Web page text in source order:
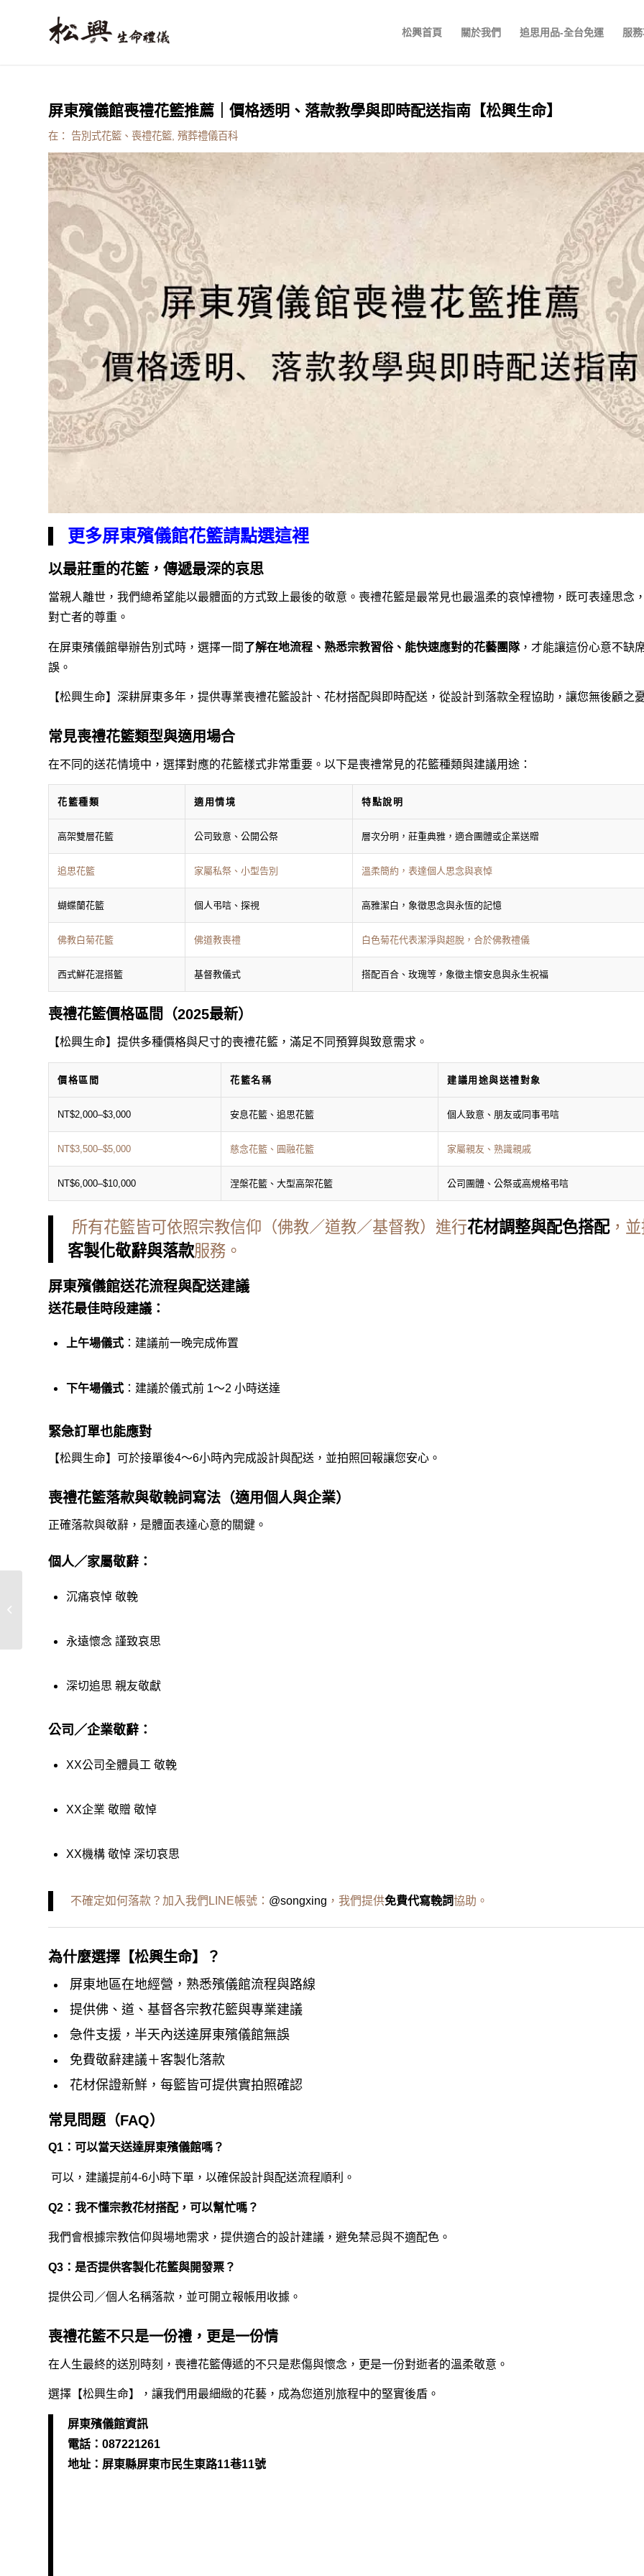
松興首頁 關於我們 追思用品-全台免運 服
屏東殯儀館喪禮花籃推薦｜價格透明、落款教學與即時配送指南【松興生命】
在： 告別式花籃、喪禮花籃 殯葬禮儀百科
更多屏東殯儀館花籃請點選這裡
以最莊重的花籃，傳遞最深的哀思
當親人離世，我們總希望能以最體面的方式致上最後的敬意。喪禮花籃是最常見也最溫柔的哀悼禮物，既可表達思念
對亡者的尊重。
在屏東殯儀館舉辦告別式時，選擇一間了解在地流程、熟悉宗教習俗、能快速應對的花藝團隊，才能讓這份心意不缺
誤。
【松興生命】深耕屏東多年，提供專業喪禮花籃設計、花材搭配與即時配送，從設計到落款全程協助，讓您無後顧之
常見喪禮花籃類型與適用場合
在不同的送花情境中，選擇對應的花籃樣式非常重要。以下是喪禮常見的花籃種類與建議用途：
花籃種類 適用情境 特點說明
高架雙層花籃 公司致意、公開公祭 層次分明，莊重典雅，適合團體或企業送贈
追思花籃 家屬私祭、小型告別 溫柔簡約，表達個人思念與哀悼
蝴蝶蘭花籃 個人弔唁、探視 高雅潔白，象徵思念與永恆的記憶
佛教白菊花籃 佛道教喪禮 白色菊花代表潔淨與超脫，合於佛教禮儀
西式鮮花混搭籃 基督教儀式 搭配百合、玫瑰等，象徵主懷安息與永生祝福
喪禮花籃價格區間（2025最新）
【松興生命】提供多種價格與尺寸的喪禮花籃，滿足不同預算與致意需求。
價格區間 花籃名稱 建議用途與送禮對象
NT$2,000–$3,000 安息花籃、追思花籃 個人致意、朋友或同事弔唁
NT$3,500–$5,000 慈念花籃、圓融花籃 家屬親友、熟識親戚
NT$6,000–$10,000 涅槃花籃、大型高架花籃 公司團體、公祭或高規格弔唁
所有花籃皆可依照宗教信仰（佛教／道教／基督教）進行花材調整與配色搭配，
客製化敬辭與落款服務。
屏東殯儀館送花流程與配送建議
送花最佳時段建議：
上午場儀式 ：建議前一晚完成佈置
下午場儀式 ：建議於儀式前 1～2 小時送達
緊急訂單也能應對
【松興生命】可於接單後4～6小時內完成設計與配送，並拍照回報讓您安心。
喪禮花籃落款與敬輓詞寫法（適用個人與企業）
正確落款與敬辭，是體面表達心意的關鍵。
個人／家屬敬辭：
沉痛哀悼 敬輓
永遠懷念 謹致哀思
深切追思 親友敬獻
公司／企業敬辭：
XX公司全體員工 敬輓
XX企業 敬贈 敬悼
XX機構 敬悼 深切哀思
不確定如何落款？加入我們LINE帳號： @songxing ，我們提供免費代寫輓詞協助。
為什麼選擇【松興生命】？
屏東地區在地經營，熟悉殯儀館流程與路線
提供佛、道、基督各宗教花籃與專業建議
急件支援，半天內送達屏東殯儀館無誤
免費敬辭建議＋客製化落款
花材保證新鮮，每籃皆可提供實拍照確認
常見問題（FAQ）
Q1：可以當天送達屏東殯儀館嗎？
可以，建議提前4-6小時下單，以確保設計與配送流程順利。
Q2：我不懂宗教花材搭配，可以幫忙嗎？
我們會根據宗教信仰與場地需求，提供適合的設計建議，避免禁忌與不適配色。
Q3：是否提供客製化花籃與開發票？
提供公司／個人名稱落款，並可開立報帳用收據。
喪禮花籃不只是一份禮，更是一份情
在人生最終的送別時刻，喪禮花籃傳遞的不只是悲傷與懷念，更是一份對逝者的溫柔敬意。
選擇【松興生命】，讓我們用最細緻的花藝，成為您道別旅程中的堅實後盾。
屏東殯儀館資訊
電話：087221261
地址：屏東縣屏東市民生東路11巷11號
蓮花塔款式有哪些？蓮